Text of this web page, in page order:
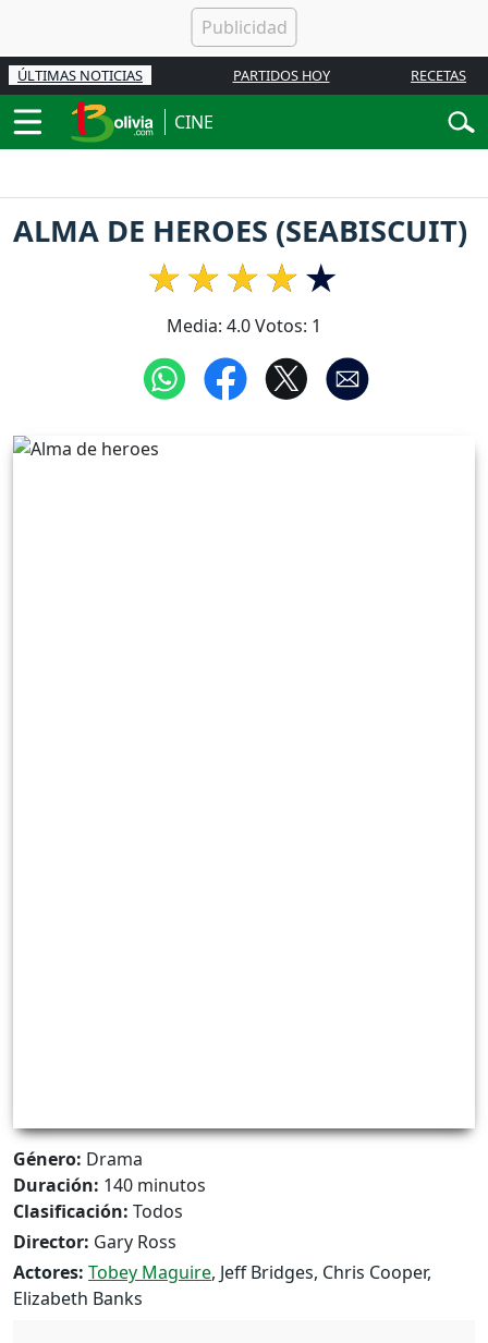
ÚLTIMAS NOTICIAS PARTIDOS HOY RECETAS
CINE
ALMA DE HEROES (SEABISCUIT)
Media: 4.0Votos: 1
Género: Drama
Duración: 140 minutos
Clasificación: Todos
Director: Gary Ross
Actores: Tobey Maguire, Jeff Bridges, Chris Cooper,
Elizabeth Banks